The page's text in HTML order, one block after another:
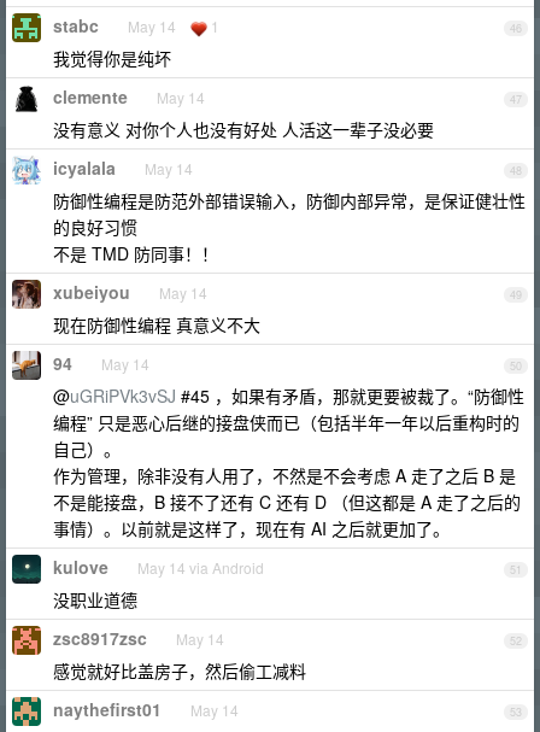
46
stabc May 14 1
我觉得你是纯坏
47
clemente May 14
没有意义 对你个人也没有好处 人活这一辈子没必要
48
icyalala May 14
防御性编程是防范外部错误输入，防御内部异常，是保证健壮性
的良好习惯
不是 TMD 防同事！！
49
xubeiyou May 14
现在防御性编程 真意义不大
50
94 May 14
@uGRiPVk3vSJ #45 ，如果有矛盾，那就更要被裁了。“防御性
编程” 只是恶心后继的接盘侠而已（包括半年一年以后重构时的
自己）。
作为管理，除非没有人用了，不然是不会考虑 A 走了之后 B 是
不是能接盘，B 接不了还有 C 还有 D （但这都是 A 走了之后的
事情）。以前就是这样了，现在有 AI 之后就更加了。
51
kulove May 14 via Android
没职业道德
52
zsc8917zsc May 14
感觉就好比盖房子，然后偷工减料
53
naythefirst01 May 14